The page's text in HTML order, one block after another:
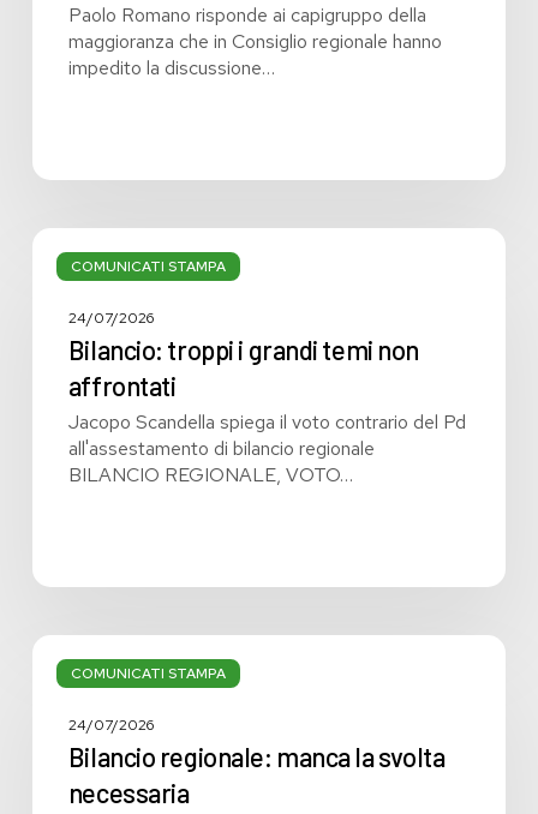
Paolo Romano risponde ai capigruppo della
maggioranza che in Consiglio regionale hanno
impedito la discussione…
COMUNICATI STAMPA
Bilancio:
troppi
grandi
affrontati
24/07/2026
Bilancio: troppi i grandi temi non
affrontati
Jacopo Scandella spiega il voto contrario del Pd
all'assestamento di bilancio regionale
BILANCIO REGIONALE, VOTO…
COMUNICATI STAMPA
Bilancio
regionale:
svolta
24/07/2026
Bilancio regionale: manca la svolta
necessaria